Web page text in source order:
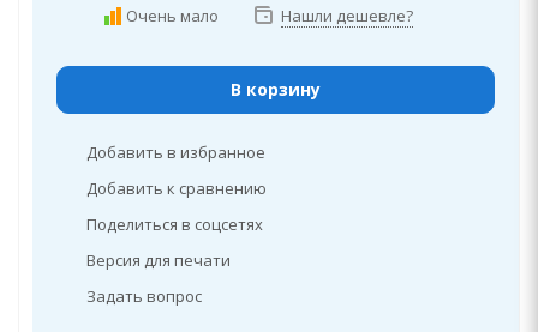
Очень мало Нашли дешевле?
В корзину
Добавить в избранное
Добавить к сравнению
Поделиться в соцсетях
Версия для печати
Задать вопрос